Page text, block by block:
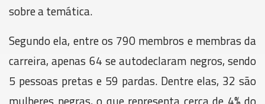
sobre a temática.
Segundo ela, entre os 790 membros e membras da
carreira, apenas 64 se autodeclaram negros, sendo
5 pessoas pretas e 59 pardas. Dentre elas, 32 são